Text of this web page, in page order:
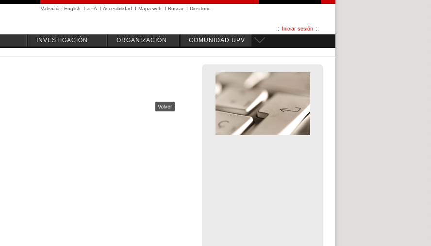
Valencià · English I a ·A I Accesibilidad I Mapa web I Buscar I Directorio
:: Iniciar sesión ::
INVESTIGACIÓN ORGANIZACIÓN COMUNIDAD UPV
Volver